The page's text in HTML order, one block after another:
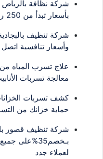
بأسعار تبدأ من 250 ريال فقط
وأسعار تنافسية اتصل
معالجة تسربات
حماية خزانك من
لعملاء جدد